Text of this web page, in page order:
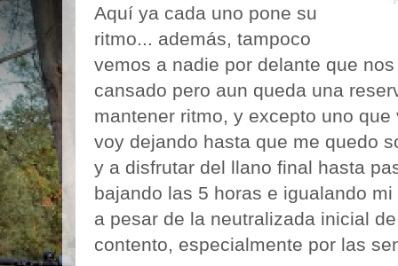
Aquí ya cada uno pone su
ritmo... además, tampoco
vemos a nadie por delante que
cansado pero aun queda una
mantener ritmo, y excepto uno
voy dejando hasta que me quedo
y a disfrutar del llano final hasta
bajando las 5 horas e igualando
a pesar de la neutralizada inicial
contento, especialmente por las